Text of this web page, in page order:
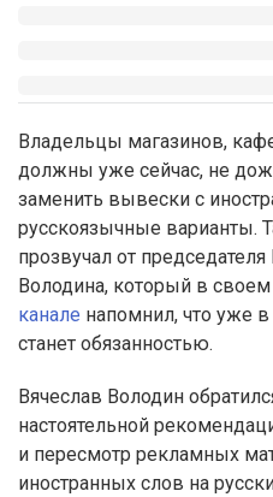
Владельцы магазинов,
должны уже сейчас, не
заменить вывески с
русскоязычные варианты.
прозвучал от
Володина, который в своем
канале напомнил, что уже
станет обязанностью.
Вячеслав Володин
настоятельной
и пересмотр рекламных
иностранных слов на